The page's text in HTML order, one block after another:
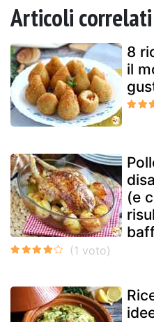
Articoli correlati
8
il
(e